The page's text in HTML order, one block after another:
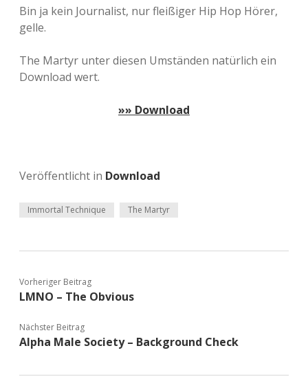
Bin ja kein Journalist, nur fleißiger Hip Hop Hörer,
gelle.
The Martyr unter diesen Umständen natürlich ein
Download wert.
»» Download
Veröffentlicht in Download
Immortal Technique The Martyr
Vorheriger Beitrag
LMNO – The Obvious
Nächster Beitrag
Alpha Male Society – Background Check